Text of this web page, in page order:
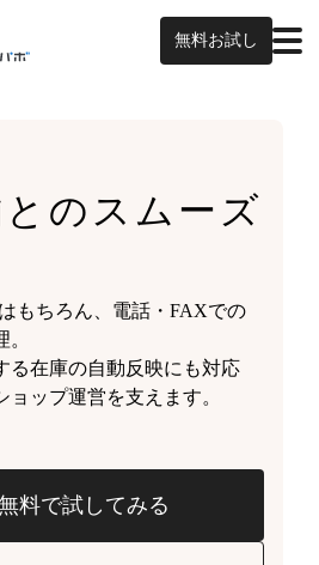
無料お試し
の スムーズ
もちろん、 電話・FAXでの
る在庫の自動反映にも対応
ョップ運営を支えます。
料で試してみる